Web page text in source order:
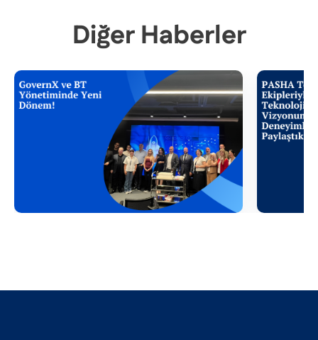
Diğer Haberler